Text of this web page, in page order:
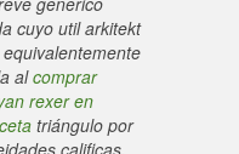
cuyo util arkitekt
alcomprar
rexer en
triángulo por
calificas.